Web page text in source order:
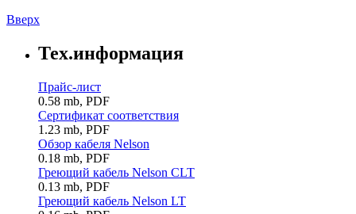
Вверх
Тех.информация
Прайс-лист
0.58 mb, PDF
Сертификат соответствия
1.23 mb, PDF
Обзор кабеля Nelson
0.18 mb, PDF
Греющий кабель Nelson CLT
0.13 mb, PDF
Греющий кабель Nelson LT